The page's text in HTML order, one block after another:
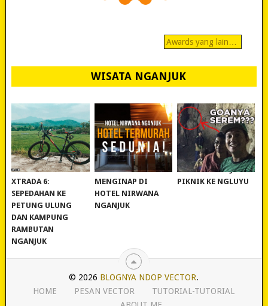
Awards yang lain…
WISATA NGANJUK
REVIEW POLYGON
XTRADA 6:
SEPEDAHAN KE
PETUNG ULUNG
DAN KAMPUNG
RAMBUTAN
NGANJUK
MURAH BANGET!
MENGINAP DI
HOTEL NIRWANA
NGANJUK
WISATA NGANJUK:
PIKNIK KE NGLUYU
© 2026 BLOGNYA NDOP VECTOR.
HOME
PESAN VECTOR
TUTORIAL-TUTORIAL